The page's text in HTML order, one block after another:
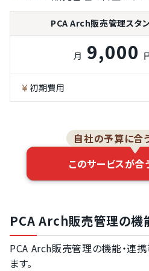
理
仕入管理
WEB連携
PCA Arch販売管理スタ
月 9,000
初期費用
自社の予算に合
このサービスが合
PCA Arch販売管理の機
PCA Arch販売管理の機能・連
ます。